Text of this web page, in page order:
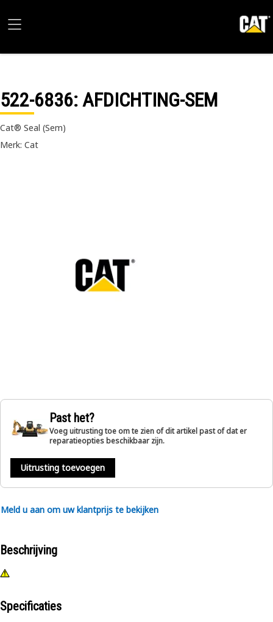
522-6836: AFDICHTING-SEM
Cat® Seal (Sem)
Merk: Cat
Past het?
Voeg uitrusting toe om te zien of dit artikel past of dat er
reparatieopties beschikbaar zijn.
Uitrusting toevoegen
Meld u aan om uw klantprijs te bekijken
Beschrijving
Specificaties